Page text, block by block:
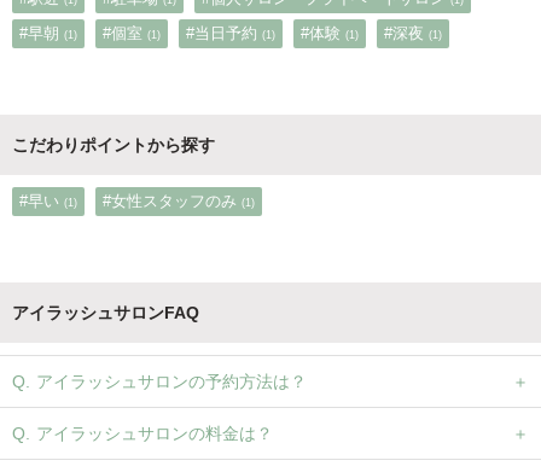
#早朝 (1) #個室 (1) #当日予約 (1) #体験 (1) #深夜 (1)
こだわりポイントから探す
#早い (1) #女性スタッフのみ (1)
アイラッシュサロンFAQ
アイラッシュサロンの予約方法は？
アイラッシュサロンの料金は？